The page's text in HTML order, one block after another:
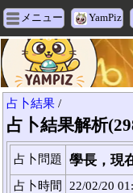
メニュー YamPiz
占卜結果 /
占卜結果解析
占卜問題 學長，現
占卜時間
22/02/20